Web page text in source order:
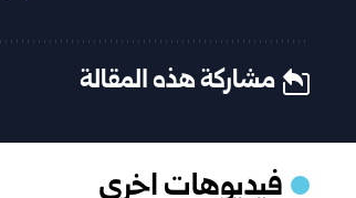
مشاركة هذه المقالة
فيديوهات اخرى